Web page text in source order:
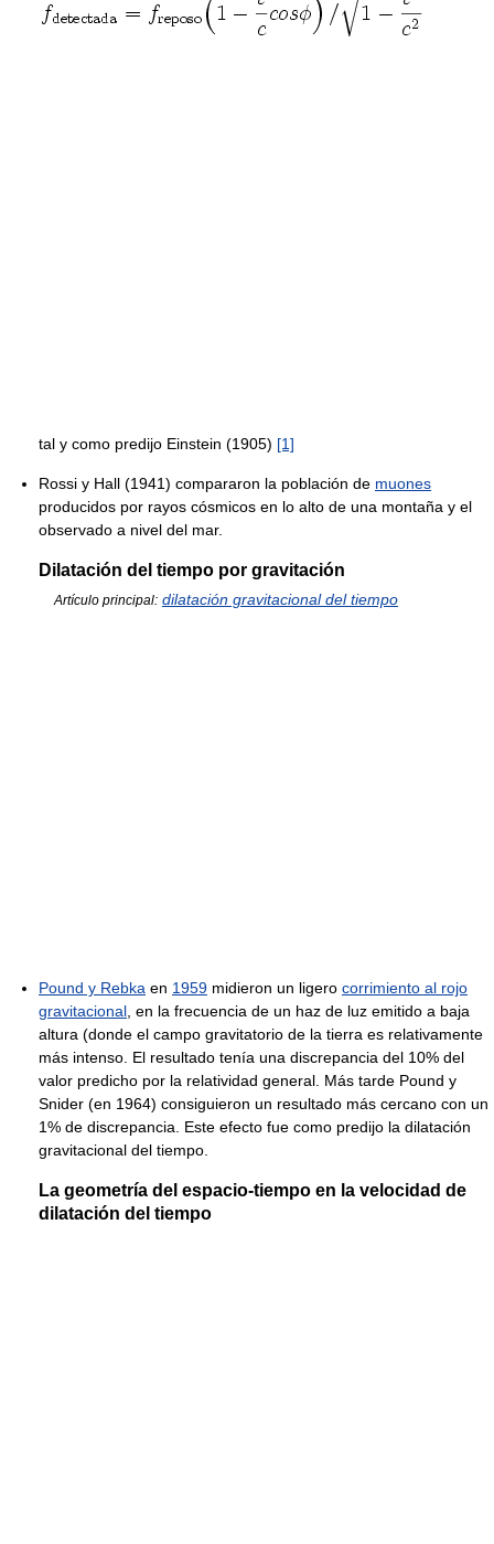
tal y como predijo Einstein (1905) [1]
Rossi y Hall (1941) compararon la población de muones
producidos por rayos cósmicos en lo alto de una montaña y el
observado a nivel del mar.
Dilatación del tiempo por gravitación
Artículo principal: dilatación gravitacional del tiempo
Pound y Rebka en 1959 midieron un ligero corrimiento al rojo
gravitacional , en la frecuencia de un haz de luz emitido a baja
altura (donde el campo gravitatorio de la tierra es relativamente
más intenso. El resultado tenía una discrepancia del 10% del
valor predicho por la relatividad general. Más tarde Pound y
Snider (en 1964) consiguieron un resultado más cercano con un
1% de discrepancia. Este efecto fue como predijo la dilatación
gravitacional del tiempo.
La geometría del espacio-tiempo en la velocidad de
dilatación del tiempo